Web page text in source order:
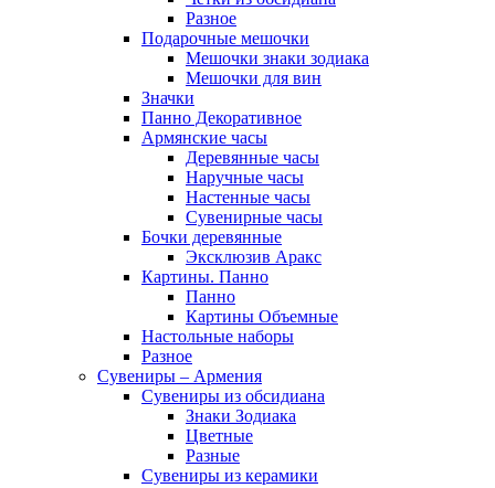
Разное
Подарочные мешочки
Мешочки знаки зодиака
Мешочки для вин
Значки
Панно Декоративное
Армянские часы
Деревянные часы
Наручные часы
Настенные часы
Сувенирные часы
Бочки деревянные
Эксклюзив Аракс
Картины. Панно
Панно
Картины Объемные
Настольные наборы
Разное
Сувениры – Армения
Сувениры из обсидиана
Знаки Зодиака
Цветные
Разные
Сувениры из керамики